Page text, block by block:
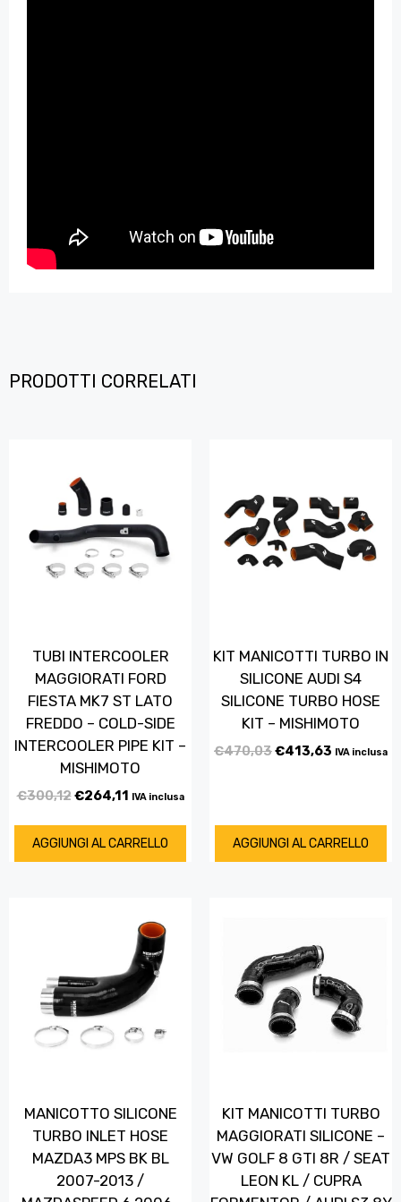
PRODOTTI CORRELATI
TUBI INTERCOOLER
MAGGIORATI FORD
FIESTA MK7 ST LATO
FREDDO – COLD-SIDE
INTERCOOLER PIPE KIT –
MISHIMOTO
€300,12€264,11 IVA inclusa
AGGIUNGI AL CARRELLO
KIT MANICOTTI TURBO IN
SILICONE AUDI S4
SILICONE TURBO HOSE
KIT – MISHIMOTO
€470,03€413,63 IVA inclusa
AGGIUNGI AL CARRELLO
MANICOTTO SILICONE
TURBO INLET HOSE
MAZDA3 MPS BK BL
2007-2013 /
KIT MANICOTTI TURBO
MAGGIORATI SILICONE –
VW GOLF 8 GTI 8R / SEAT
LEON KL / CUPRA